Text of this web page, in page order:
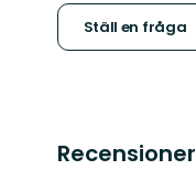
Ställ en fråga
Recensioner